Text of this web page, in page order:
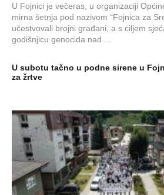
U Fojnici je večeras, u organizaciji
mirna šetnja pod nazivom “Fojnica za
učestvovali brojni građani, a s ciljem
godišnjicu genocida nad ...
U subotu tačno u podne sirene u
za žrtve